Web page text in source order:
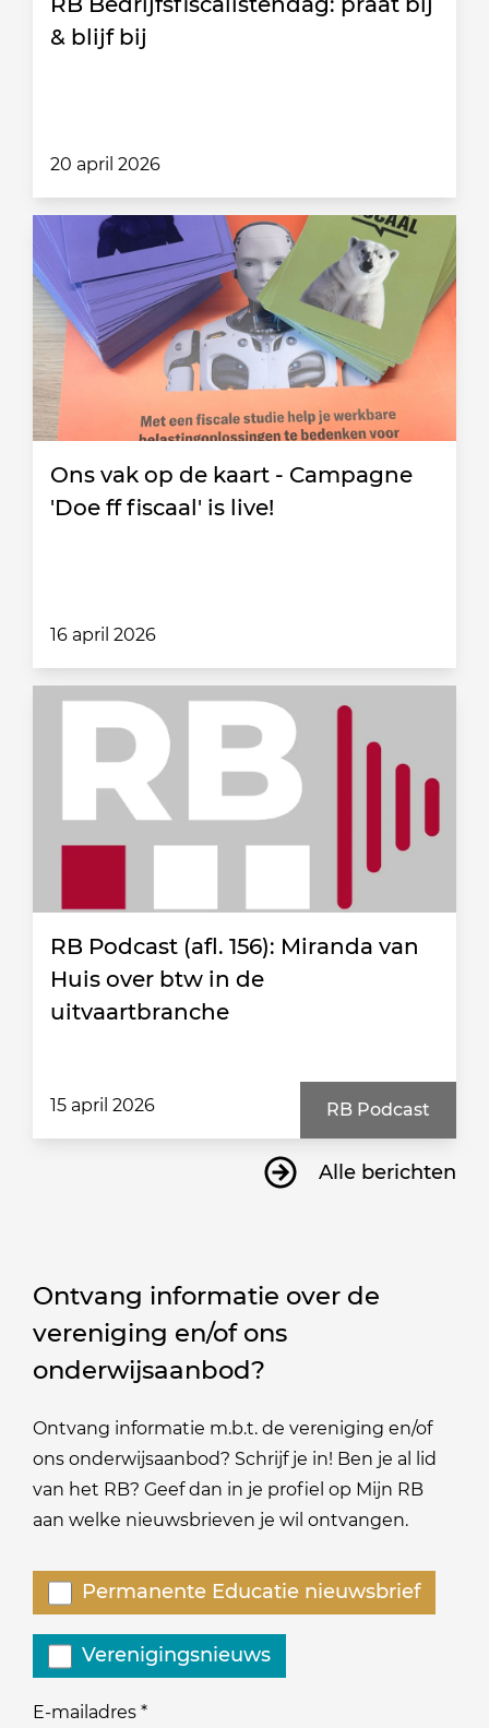
& blijf bij
20 april 2026
Ons vak op de kaart - Campagne
'Doe ff fiscaal' is live!
16 april 2026
RB Podcast (afl. 156): Miranda van
Huis over btw in de
uitvaartbranche
15 april 2026 RB Podcast
Alle berichten
Ontvang informatie over de
vereniging en/of ons
onderwijsaanbod?
Ontvang informatie m.b.t. de vereniging en/of
ons onderwijsaanbod? Schrijf je in! Ben je al lid
van het RB? Geef dan in je profiel op Mijn RB
aan welke nieuwsbrieven je wil ontvangen.
E-mailadres *
Welke
nieuwsbrieven
zou
je
willen
Permanente Educatie nieuwsbrief
Verenigingsnieuws